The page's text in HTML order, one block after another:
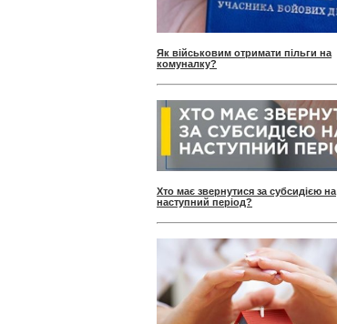
Як військовим отримати пільги на
комуналку?
Хто має звернутися за субсидією на
наступний період?